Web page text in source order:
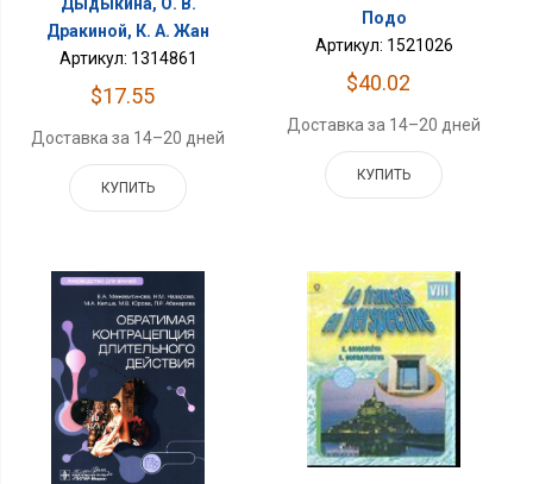
Дракиной, К. А. Жан
Артикул: 1314861
$17.55
Доставка за 14–20 дней
КУПИТЬ
Подо
Артикул: 1521026
$40.02
Доставка за 14–20 дней
КУПИТЬ